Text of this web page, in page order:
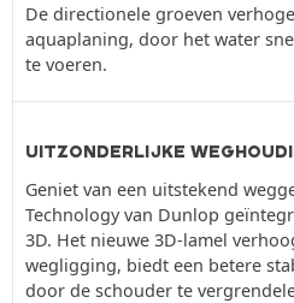
De directionele groeven
aquaplaning, door het water
te voeren.
UITZONDERLIJKE
Geniet van een uitstekend
Technology van Dunlop
3D. Het nieuwe 3D-lamel
wegligging, biedt een betere
door de schouder te